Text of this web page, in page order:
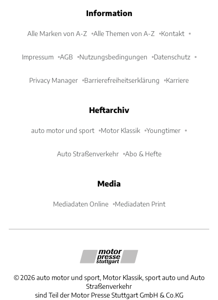
Information
Alle Marken von A-Z Alle Themen von A-Z Kontakt
Impressum AGB Nutzungsbedingungen Datenschutz
Privacy Manager Barrierefreiheitserklärung Karriere
Heftarchiv
auto motor und sport Motor Klassik Youngtimer
Auto Straßenverkehr Abo & Hefte
Media
Mediadaten Online Mediadaten Print
©2026 auto motor und sport, Motor Klassik, sport auto und Auto
Straßenverkehr
sind Teil der Motor Presse Stuttgart GmbH & Co.KG